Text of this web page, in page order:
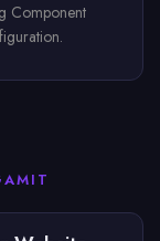
Component